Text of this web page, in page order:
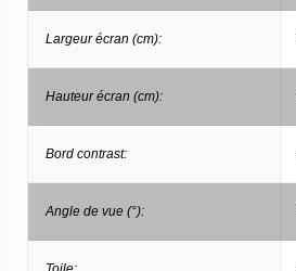
Largeur écran (cm):
Hauteur écran (cm):
Bord contrast:
Angle de vue (°):